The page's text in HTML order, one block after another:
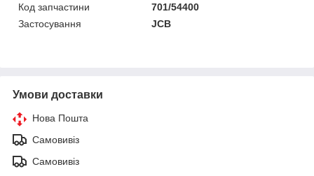
Код запчастини
701/54400
Застосування
JCB
Умови доставки
Нова Пошта
Самовивіз
Самовивіз